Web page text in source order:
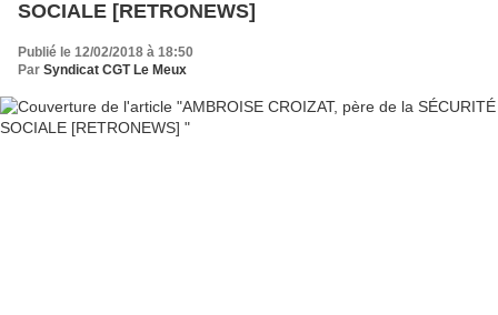
SOCIALE [RETRONEWS]
Publié le 12/02/2018 à 18:50
Par Syndicat CGT Le Meux